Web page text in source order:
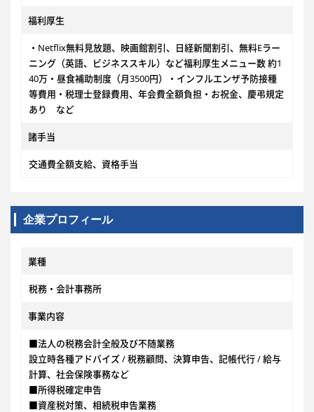
福利厚生
・Netflix無料見放題、映画館割引、日経新聞割引、無料Eラー
ニング（英語、ビジネススキル）など福利厚生メニュー数 約1
40万・昼食補助制度（月3500円）・インフルエンザ予防接種
等費用・税理士登録費用、年会費全額負担・お祝金、慶弔規定
あり など
諸手当
交通費全額支給、資格手当
企業プロフィール
業種
税務・会計事務所
事業内容
■法人の税務会計全般及び不随業務
設立時各種アドバイズ / 税務顧問、決算申告、記帳代行 / 給与
計算、社会保険事務など
■所得税確定申告
■資産税対策、相続税申告業務